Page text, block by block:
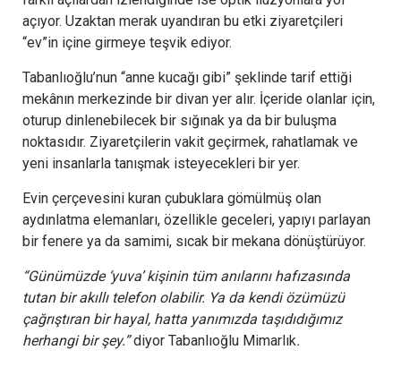
açıyor. Uzaktan merak uyandıran bu etki ziyaretçileri
“ev”in içine girmeye teşvik ediyor.
Tabanlıoğlu’nun “anne kucağı gibi” şeklinde tarif ettiği
mekânın merkezinde bir divan yer alır. İçeride olanlar için,
oturup dinlenebilecek bir sığınak ya da bir buluşma
noktasıdır. Ziyaretçilerin vakit geçirmek, rahatlamak ve
yeni insanlarla tanışmak isteyecekleri bir yer.
Evin çerçevesini kuran çubuklara gömülmüş olan
aydınlatma elemanları, özellikle geceleri, yapıyı parlayan
bir fenere ya da samimi, sıcak bir mekana dönüştürüyor.
“Günümüzde ‘yuva’ kişinin tüm anılarını hafızasında
tutan bir akıllı telefon olabilir. Ya da kendi özümüzü
çağrıştıran bir hayal, hatta yanımızda taşıdıdığımız
herhangi bir şey.” diyor Tabanlıoğlu Mimarlık.